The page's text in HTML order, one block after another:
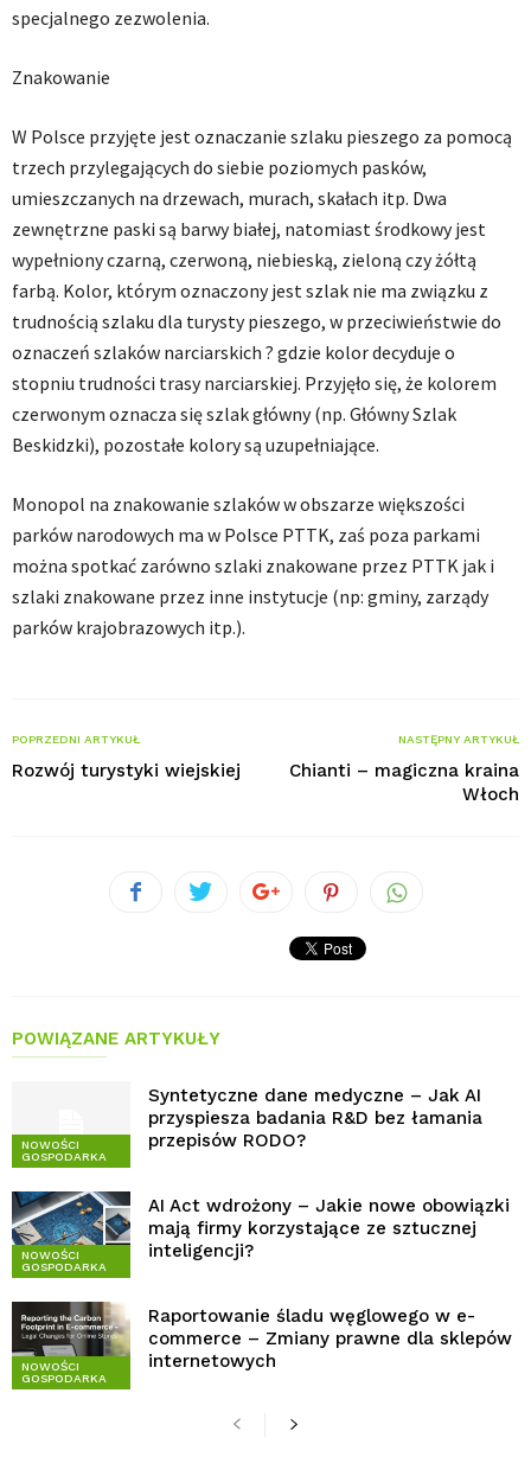
specjalnego zezwolenia.
Znakowanie
W Polsce przyjęte jest oznaczanie szlaku pieszego za pomocą
trzech przylegających do siebie poziomych pasków,
umieszczanych na drzewach, murach, skałach itp. Dwa
zewnętrzne paski są barwy białej, natomiast środkowy jest
wypełniony czarną, czerwoną, niebieską, zieloną czy żółtą
farbą. Kolor, którym oznaczony jest szlak nie ma związku z
trudnością szlaku dla turysty pieszego, w przeciwieństwie do
oznaczeń szlaków narciarskich ? gdzie kolor decyduje o
stopniu trudności trasy narciarskiej. Przyjęło się, że kolorem
czerwonym oznacza się szlak główny (np. Główny Szlak
Beskidzki), pozostałe kolory są uzupełniające.
Monopol na znakowanie szlaków w obszarze większości
parków narodowych ma w Polsce PTTK, zaś poza parkami
można spotkać zarówno szlaki znakowane przez PTTK jak i
szlaki znakowane przez inne instytucje (np: gminy, zarządy
parków krajobrazowych itp.).
POPRZEDNI ARTYKUŁ
Rozwój turystyki wiejskiej
NASTĘPNY ARTYKUŁ
Chianti – magiczna kraina
Włoch
POWIĄZANE ARTYKUŁY
NOWOŚCI
GOSPODARKA
Syntetyczne dane medyczne – Jak AI
przyspiesza badania R&D bez łamania
przepisów RODO?
NOWOŚCI
GOSPODARKA
AI Act wdrożony – Jakie nowe obowiązki
mają firmy korzystające ze sztucznej
inteligencji?
NOWOŚCI
GOSPODARKA
Raportowanie śladu węglowego w e-
commerce – Zmiany prawne dla sklepów
internetowych